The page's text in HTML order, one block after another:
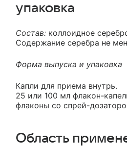
упаковка
Состав: коллоидное
Содержание серебра не
Форма выпуска и упаковка
Капли для приема внутрь.
25 или 100 мл флакон-
флаконы со спрей-
Область